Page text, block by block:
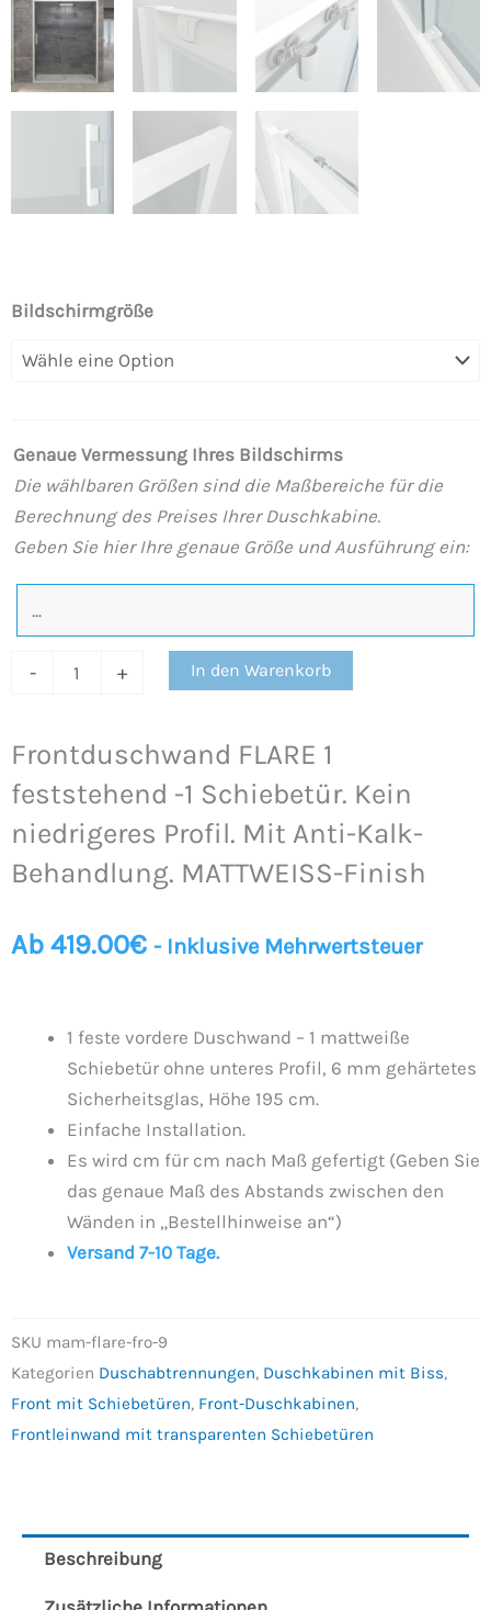
€705
Frontduschwand FLARE 1
feststehend -1 Schiebetür. Kein
niedrigeres Profil. Mit Anti-Kalk-
Behandlung. MATTWEISS-Finish
Ab 419.00€ - Inklusive Mehrwertsteuer
1 feste vordere Duschwand – 1 mattweiße
Schiebetür ohne unteres Profil, 6 mm gehärtetes
Sicherheitsglas, Höhe 195 cm.
Einfache Installation.
Es wird cm für cm nach Maß gefertigt (Geben Sie
das genaue Maß des Abstands zwischen den
Wänden in „Bestellhinweise an“)
Versand 7-10 Tage.
SKU mam-flare-fro-9
Kategorien Duschabtrennungen, Duschkabinen mit Biss,
Front mit Schiebetüren, Front-Duschkabinen,
Frontleinwand mit transparenten Schiebetüren
Bildschirmgröße
Genaue Vermessung Ihres Bildschirms
Die wählbaren Größen sind die Maßbereiche für die
Berechnung des Preises Ihrer Duschkabine.
Geben Sie hier Ihre genaue Größe und Ausführung ein:
-
Frontduschwand
Schiebetür.
Kein
niedrigeres
Profil.
Mit
Anti-
Behandlung.
Menge
+ In den Warenkorb
Beschreibung